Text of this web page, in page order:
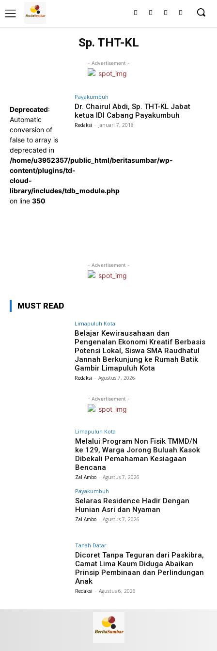
Sp. THT-KL
- Advertisement -
Deprecated:
Automatic
conversion of
false to array is
deprecated in
/home/u3952357/public_html/beritasumbar/wp-
content/plugins/td-
cloud-
library/includes/tdb_module.php
on line 350
Payakumbuh
Dr. Chairul Abdi, Sp. THT-KL Jabat
ketua IDI Cabang Payakumbuh
Redaksi - Januari 7, 2018
- Advertisement -
MUST READ
Limapuluh Kota
Belajar Kewirausahaan dan
Pengenalan Ekonomi Kreatif Berbasis
Potensi Lokal, Siswa SMA Raudhatul
Jannah Berkunjung ke Rumah Batik
Gambir Limapuluh Kota
Redaksi - Agustus 7, 2026
- Advertisement -
Limapuluh Kota
Melalui Program Non Fisik TMMD/N
ke 129, Warga Jorong Buluah Kasok
Dibekali Pemahaman Kesiagaan
Bencana
Zal Ambo - Agustus 7, 2026
Payakumbuh
Selaras Residence Hadir Dengan
Hunian Asri dan Nyaman
Zal Ambo - Agustus 7, 2026
Tanah Datar
Dicoret Tanpa Teguran dari Paskibra,
Camat Lima Kaum Diduga Abaikan
Prinsip Pembinaan dan Perlindungan
Anak
Redaksi - Agustus 6, 2026